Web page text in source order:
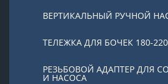
ВЕРТИКАЛЬНЫЙ РУЧНОЙ
ТЕЛЕЖКА ДЛЯ БОЧЕК 180-
РЕЗЬБОВОЙ АДАПТЕР ДЛЯ
И НАСОСА